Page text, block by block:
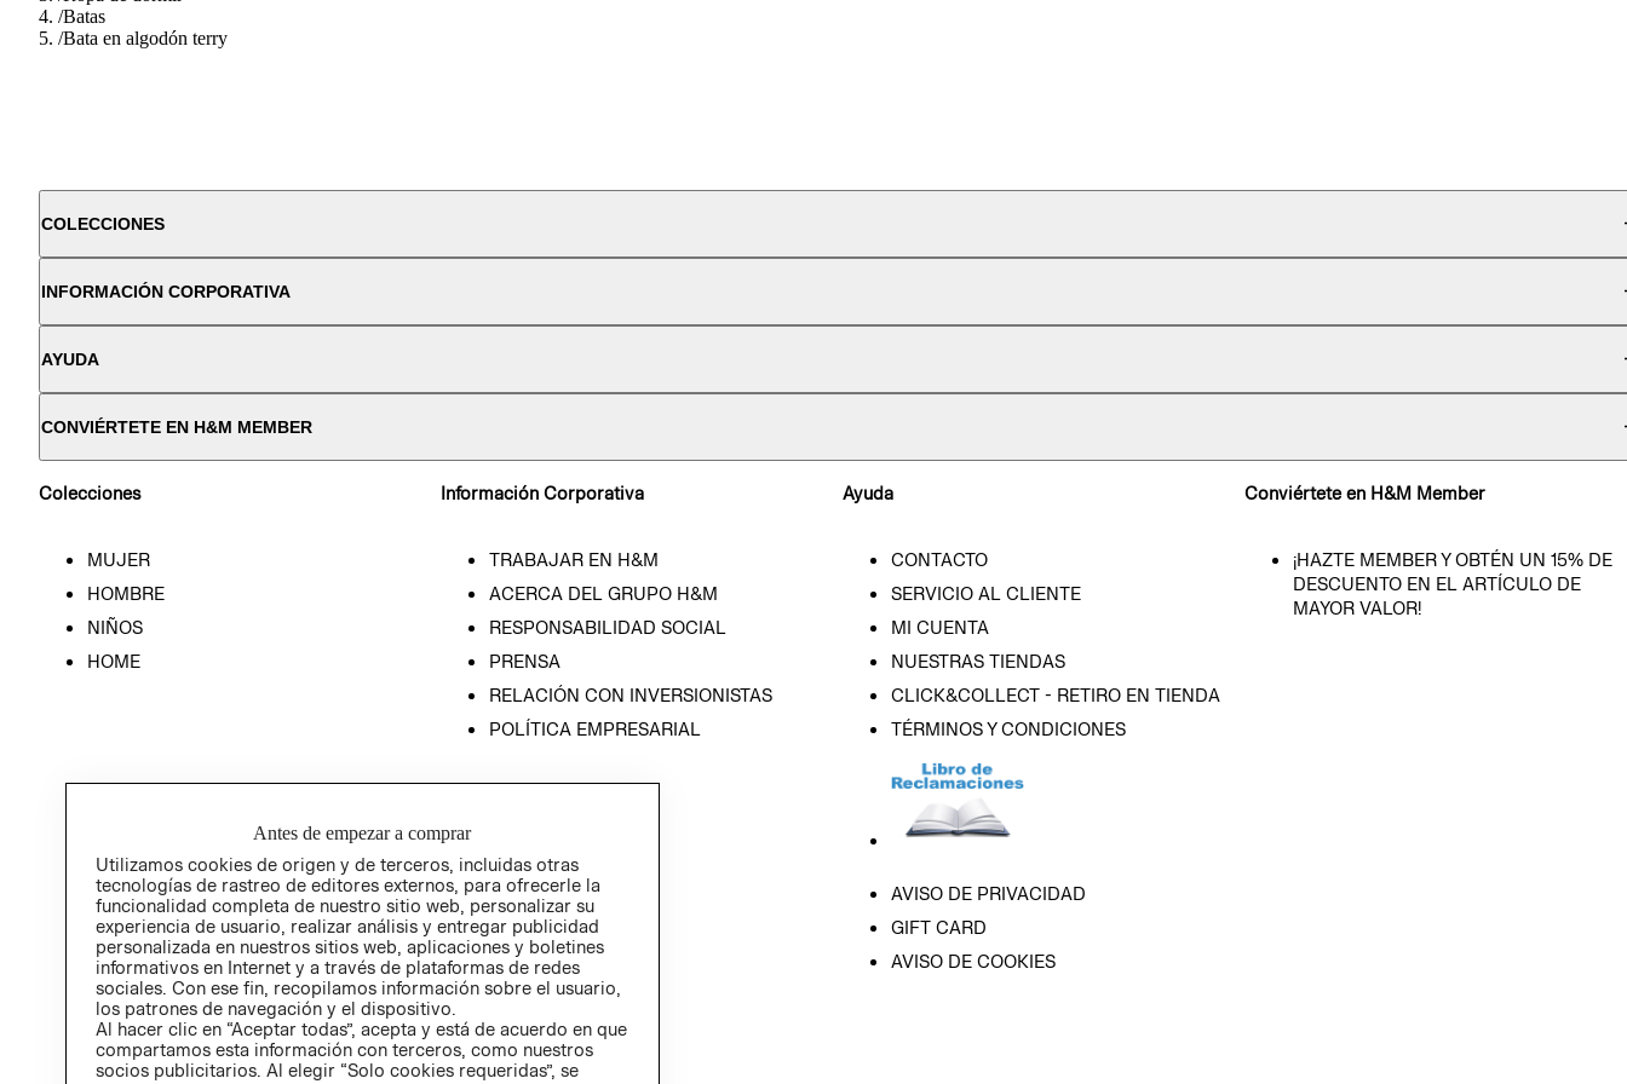
/Batas
/Bata en algodón terry
COLECCIONES
INFORMACIÓN CORPORATIVA
AYUDA
CONVIÉRTETE EN H&M MEMBER
Colecciones
MUJER
HOMBRE
NIÑOS
HOME
Información Corporativa
TRABAJAR EN H&M
ACERCA DEL GRUPO H&M
RESPONSABILIDAD SOCIAL
PRENSA
RELACIÓN CON INVERSIONISTAS
POLÍTICA EMPRESARIAL
Ayuda
CONTACTO
SERVICIO AL CLIENTE
MI CUENTA
NUESTRAS TIENDAS
CLICK&COLLECT - RETIRO EN TIENDA
TÉRMINOS Y CONDICIONES
AVISO DE PRIVACIDAD
GIFT CARD
AVISO DE COOKIES
Conviértete en H&M Member
¡HAZTE MEMBER Y OBTÉN UN 15% DE
DESCUENTO EN EL ARTÍCULO DE
MAYOR VALOR!
Antes de empezar a comprar
Utilizamos cookies de origen y de terceros, incluidas otras
tecnologías de rastreo de editores externos, para ofrecerle la
funcionalidad completa de nuestro sitio web, personalizar su
experiencia de usuario, realizar análisis y entregar publicidad
personalizada en nuestros sitios web, aplicaciones y boletines
informativos en Internet y a través de plataformas de redes
sociales. Con ese fin, recopilamos información sobre el usuario,
los patrones de navegación y el dispositivo.
Al hacer clic en “Aceptar todas”, acepta y está de acuerdo en que
compartamos esta información con terceros, como nuestros
socios publicitarios. Al elegir “Solo cookies requeridas”, se